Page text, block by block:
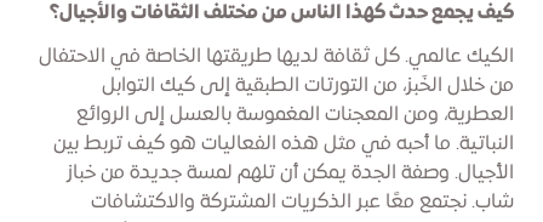
كيف يجمع حدث كهذا الناس من مختلف الثقافات والأجيال؟
الكيك عالمي. كل ثقافة لديها طريقتها الخاصة في الاحتفال
من خلال الخَبز، من التورتات الطبقية إلى كيك التوابل
العطرية، ومن المعجنات المغموسة بالعسل إلى الروائع
النباتية. ما أحبه في مثل هذه الفعاليات هو كيف تربط بين
الأجيال. وصفة الجدة يمكن أن تلهم لمسة جديدة من خباز
شاب. نجتمع معًا عبر الذكريات المشتركة والاكتشافات